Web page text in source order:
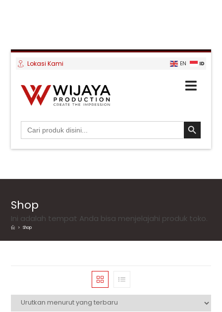
Lokasi Kami EN ID
Search
for:
SEARCH BUTTON
Shop
Ini adalah tempat Anda bisa menjelajahi produk toko.
> Shop